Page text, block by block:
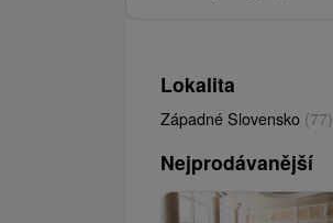
Lokalita
Západné Slovensko (77)
Nejprodávanější